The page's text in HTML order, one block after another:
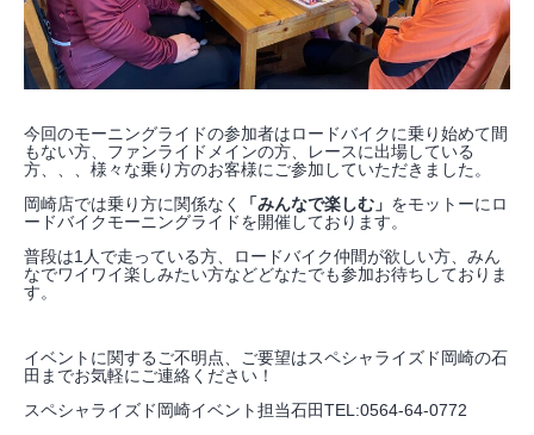
今回のモーニングライドの参加者はロードバイクに乗り始めて間
もない方、ファンライドメインの方、レースに出場している
方、、、様々な乗り方のお客様にご参加していただきました。
岡崎店では乗り方に関係なく
「みんなで楽しむ」 をモットーにロ
ードバイクモーニングライドを開催しております。
普段は1人で走っている方、ロードバイク仲間が欲しい方、みん
なでワイワイ楽しみたい方などどなたでも参加お待ちしておりま
す。
イベントに関するご不明点、ご要望はスペシャライズド岡崎の石
田までお気軽にご連絡ください！
スペシャライズド岡崎イベント担当石田TEL:0564-64-0772